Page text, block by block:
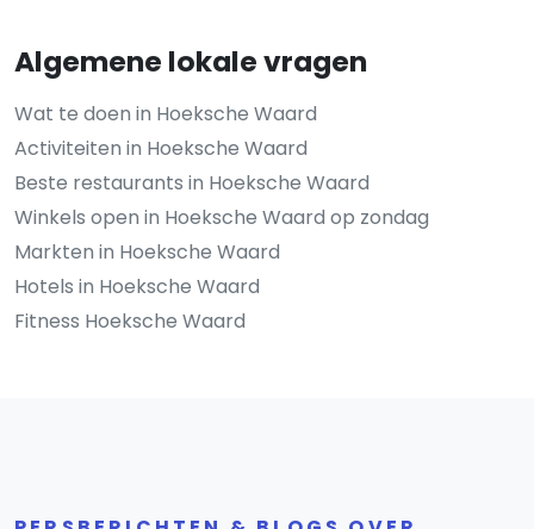
Algemene lokale vragen
Wat te doen in Hoeksche Waard
Activiteiten in Hoeksche Waard
Beste restaurants in Hoeksche Waard
Winkels open in Hoeksche Waard op zondag
Markten in Hoeksche Waard
Hotels in Hoeksche Waard
Fitness Hoeksche Waard